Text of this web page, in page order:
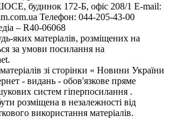
будинок 172-Б, офіс 208/1 E-mail:
Телефон: 044-205-43-00
– R40-06068
яких матеріалів, розміщених на
за умови посилання на
зі сторінки « Новини України
- видань - обов'язкове пряме
систем гіперпосилання .
розміщена в незалежності від
використання матеріалів.